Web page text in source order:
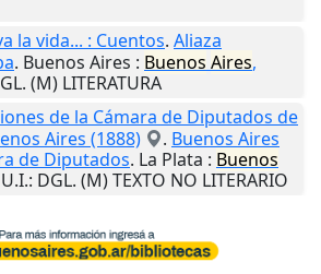
la vida... : Cuentos. Aliaza
. Buenos Aires : Buenos Aires,
(M) LITERATURA
de la Cámara de Diputados de
Aires (1888)
. Buenos Aires
de Diputados. La Plata : Buenos
U.I.: DGL. (M) TEXTO NO LITERARIO